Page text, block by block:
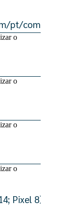
o
o
o
o